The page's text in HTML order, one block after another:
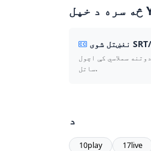
دوتنه سملاسي کې اچول YouTubeيا هر لوبغاړی - د وخت
ساتل.
د
10play 17live